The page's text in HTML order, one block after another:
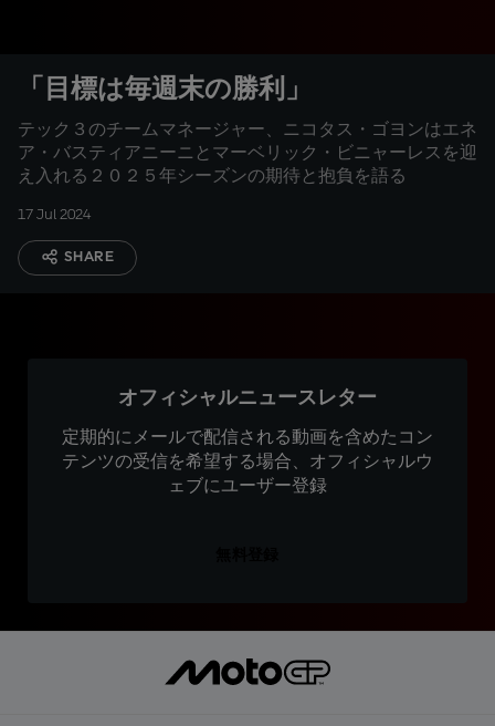
「目標は毎週末の勝利」
テック３のチームマネージャー、ニコタス・ゴヨンはエネ
ア・バスティアニーニとマーベリック・ビニャーレスを迎
え入れる２０２５年シーズンの期待と抱負を語る
17 Jul 2024
SHARE
オフィシャルニュースレター
定期的にメールで配信される動画を含めたコン
テンツの受信を希望する場合、オフィシャルウ
ェブにユーザー登録